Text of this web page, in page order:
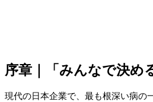
序章｜「みんなで決め
現代の日本企業で、最も根深い病の